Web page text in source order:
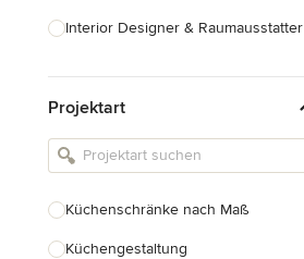
Interior Designer & Raumausstatter
Landschaftsarchitekten
Armaturen & Sanitärbedarf
Projektart
Küchenschränke nach Maß
Küchengestaltung